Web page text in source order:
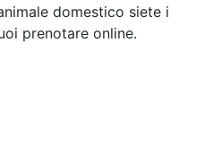
domestico siete i
prenotare online.